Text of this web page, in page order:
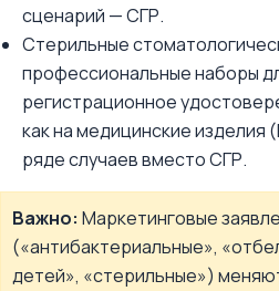
сценарий — СГР.
Стерильные
профессиональные наборы
регистрационное
как на медицинские изделия
ряде случаев вместо СГР.
Важно: Маркетинговые
(«антибактериальные»,
детей», «стерильные»)